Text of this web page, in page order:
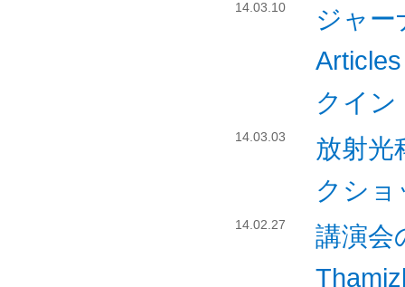
14.03.10
ジャー
クイン
14.03.03
放射光
クシ
14.02.27
講演会